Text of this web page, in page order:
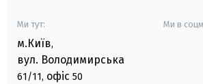
Ми тут:
м.Київ,
вул. Володимирська
61/11, офіс 50
Ми в